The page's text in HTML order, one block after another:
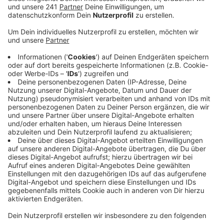
Veröffentlicht:Mittwoch, 23.09.2020 08:11
Anzeige
Die Staatsanwaltschaft wirft ihm eine lange Liste an
Straftaten im Netz vor. Durch Ausnutzen der
Rücksetzfunktion von Online-Profilen und den Ankauf
von gestohlenen Daten soll sich der damalige Schüler
private Daten wie Kreditkartennummern, Adressen und
Korrespondenzen beschafft haben. Diese
veröffentlichte er schrittweise über den
Kurznachrichtendienst Twitter.
Für Lauterbach war der Datenklau nach eigenen
Angaben ein Schock, auch wenn er im Vergleich zu den
anderen Betroffenen eher glimpflich davongekommen
ist. Dennoch habe er seine eigene
Sicherheitsarchitektur im Netz deutlich